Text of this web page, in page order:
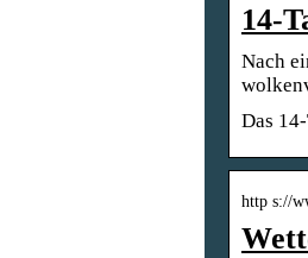
14-
Nach
Das
http s://